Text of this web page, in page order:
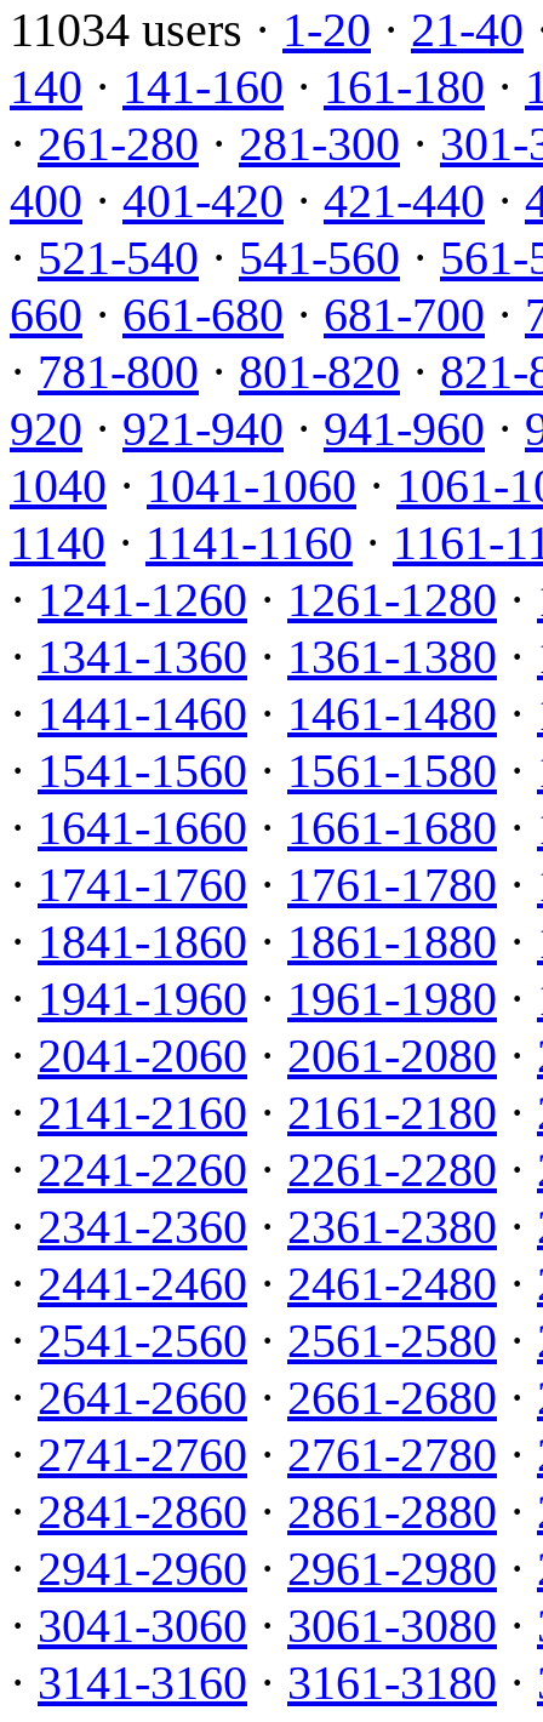
11034 users · 1-20 · 21-40
140 · 141-160 · 161-180 ·
· 261-280 · 281-300 · 301-
400 · 401-420 · 421-440 ·
· 521-540 · 541-560 · 561-
660 · 661-680 · 681-700 ·
· 781-800 · 801-820 · 821-
920 · 921-940 · 941-960 ·
1040 · 1041-1060 · 1061-
1140 · 1141-1160 · 1161-
· 1241-1260 · 1261-1280 ·
· 1341-1360 · 1361-1380 ·
· 1441-1460 · 1461-1480 ·
· 1541-1560 · 1561-1580 ·
· 1641-1660 · 1661-1680 ·
· 1741-1760 · 1761-1780 ·
· 1841-1860 · 1861-1880 ·
· 1941-1960 · 1961-1980 ·
· 2041-2060 · 2061-2080 ·
· 2141-2160 · 2161-2180 ·
· 2241-2260 · 2261-2280 ·
· 2341-2360 · 2361-2380 ·
· 2441-2460 · 2461-2480 ·
· 2541-2560 · 2561-2580 ·
· 2641-2660 · 2661-2680 ·
· 2741-2760 · 2761-2780 ·
· 2841-2860 · 2861-2880 ·
· 2941-2960 · 2961-2980 ·
· 3041-3060 · 3061-3080 ·
· 3141-3160 · 3161-3180 ·